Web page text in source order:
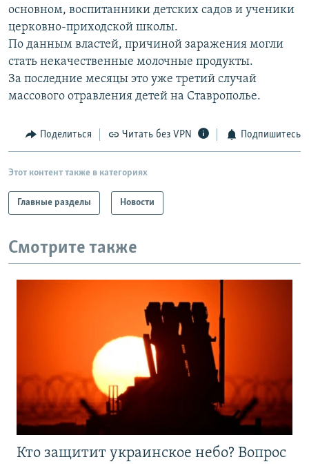
основном, воспитанники детских садов и ученики
церковно-приходской школы.
По данным властей, причиной заражения могли
стать некачественные молочные продукты.
За последние месяцы это уже третий случай
массового отравления детей на Ставрополье.
Поделиться Читать без VPN Подпишитесь
Этот контент также в категориях
Главные разделы Новости
Смотрите также
Кто защитит украинское небо? Вопрос